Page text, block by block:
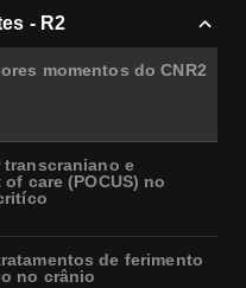
- R2
momentos do CNR2
transcraniano e
care (POCUS) no
de ferimento
no crânio